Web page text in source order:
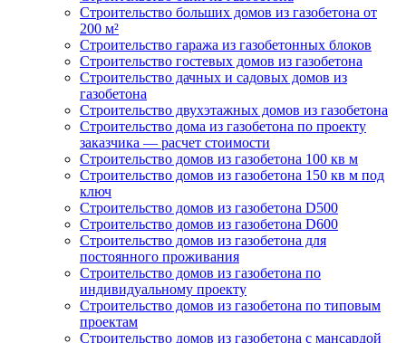
Строительство больших домов из газобетона от
200 м²
Строительство гаража из газобетонных блоков
Строительство гостевых домов из газобетона
Строительство дачных и садовых домов из
газобетона
Строительство двухэтажных домов из газобетона
Строительство дома из газобетона по проекту
заказчика — расчет стоимости
Строительство домов из газобетона 100 кв м
Строительство домов из газобетона 150 кв м под
ключ
Строительство домов из газобетона D500
Строительство домов из газобетона D600
Строительство домов из газобетона для
постоянного проживания
Строительство домов из газобетона по
индивидуальному проекту
Строительство домов из газобетона по типовым
проектам
Строительство домов из газобетона с мансардой